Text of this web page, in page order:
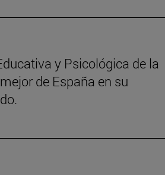
y Psicológica de la
de España en su